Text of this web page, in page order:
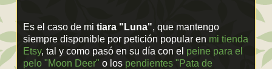
Es el caso de mi tiara "Luna", que mantengo
siempre disponible por petición popular en mi tienda
Etsy, tal y como pasó en su día con el peine para el
pelo "Moon Deer" o los pendientes "Pata de